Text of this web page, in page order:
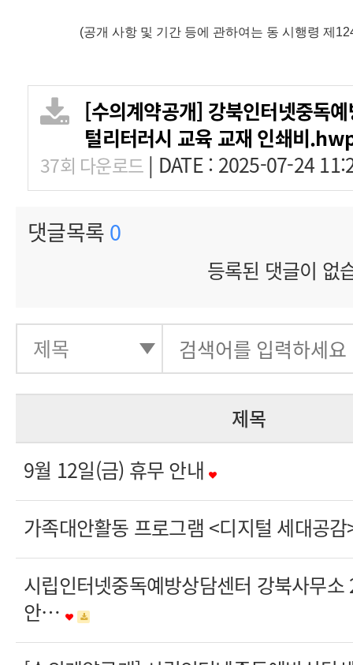
(공개 사항 및 기간 등에 관하여는 동 시행령 제
[수의계약공개] 강북인터넷중독
털리터러시 교육 교재 인쇄비
37회 다운로드 | DATE : 2025-07-24
댓글목록 0
등록된 댓글이 없
제목
9월 12일(금) 휴무 안내
가족대안활동 프로그램 <디지털 세대공
시립인터넷중독예방상담센터 강북사무
안…